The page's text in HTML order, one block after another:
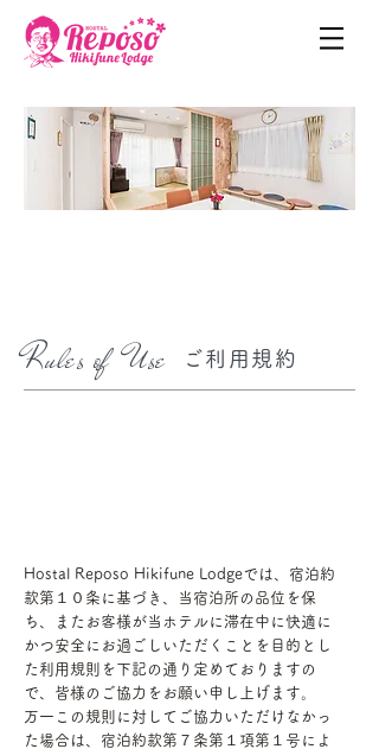
Rules of Use ご利用規約
Hostal Reposo Hikifune Lodgeでは、宿泊約
款第１０条に基づき、当宿泊所の品位を保
ち、またお客様が当ホテルに滞在中に快適に
かつ安全にお過ごしいただくことを目的とし
た利用規則を下記の通り定めておりますの
で、皆様のご協力をお願い申し上げます。
万一この規則に対してご協力いただけなかっ
た場合は、宿泊約款第７条第１項第１号によ